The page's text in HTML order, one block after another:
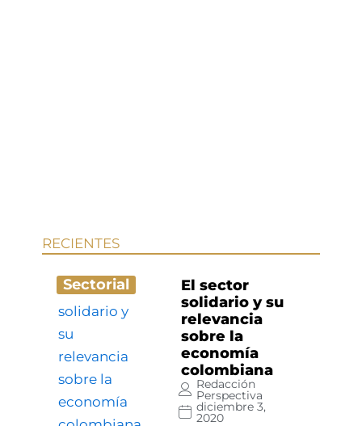
RECIENTES
Sectorial
El sector
solidario y su
relevancia
sobre la
economía
colombiana
Redacción
Perspectiva
diciembre 3,
2020